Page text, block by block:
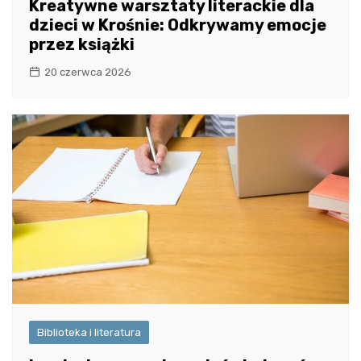
Kreatywne warsztaty literackie dla
dzieci w Krośnie: Odkrywamy emocje
przez książki
20 czerwca 2026
Biblioteka i literatura